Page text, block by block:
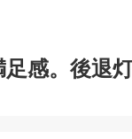
感。後退